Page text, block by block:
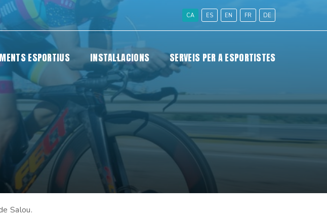
CA ES EN FR DE
ESPORTIUS INSTAL·LACIONS SERVEIS PER A ESPORTISTES
Salou.